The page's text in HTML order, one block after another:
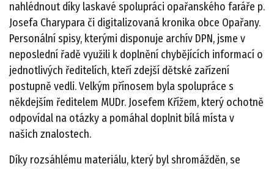
nahlédnout díky laskavé spolupráci opařanského faráře p.
Josefa Charypara či digitalizovaná kronika obce Opařany.
Personální spisy, kterými disponuje archív DPN, jsme v
neposlední řadě využili k doplnění chybějících informací o
jednotlivých ředitelích, kteří zdejší dětské zařízení
postupně vedli. Velkým přínosem byla spolupráce s
někdejším ředitelem MUDr. Josefem Křížem, který ochotně
odpovídal na otázky a pomáhal doplnit bílá místa v
našich znalostech.
Díky rozsáhlému materiálu, který byl shromážděn, se